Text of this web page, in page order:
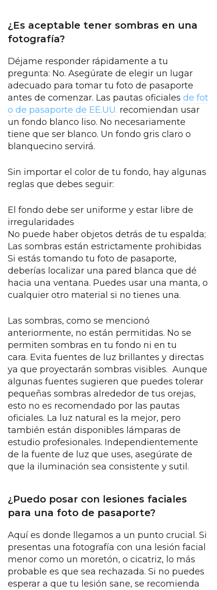
¿Es aceptable tener sombras en una
fotografía?
Déjame responder rápidamente a tu
pregunta: No. Asegúrate de elegir un lugar
adecuado para tomar tu foto de pasaporte
antes de comenzar. Las pautas oficiales de fot
o de pasaporte de EE.UU. recomiendan usar
un fondo blanco liso. No necesariamente
tiene que ser blanco. Un fondo gris claro o
blanquecino servirá.
Sin importar el color de tu fondo, hay algunas
reglas que debes seguir:
El fondo debe ser uniforme y estar libre de
irregularidades
No puede haber objetos detrás de tu espalda;
Las sombras están estrictamente prohibidas
Si estás tomando tu foto de pasaporte,
deberías localizar una pared blanca que dé
hacia una ventana. Puedes usar una manta, o
cualquier otro material si no tienes una.
Las sombras, como se mencionó
anteriormente, no están permitidas. No se
permiten sombras en tu fondo ni en tu
cara. Evita fuentes de luz brillantes y directas
ya que proyectarán sombras visibles. Aunque
algunas fuentes sugieren que puedes tolerar
pequeñas sombras alrededor de tus orejas,
esto no es recomendado por las pautas
oficiales. La luz natural es la mejor, pero
también están disponibles lámparas de
estudio profesionales. Independientemente
de la fuente de luz que uses, asegúrate de
que la iluminación sea consistente y sutil.
¿Puedo posar con lesiones faciales
para una foto de pasaporte?
Aquí es donde llegamos a un punto crucial. Si
presentas una fotografía con una lesión facial
menor como un moretón, o cicatriz, lo más
probable es que sea rechazada. Si no puedes
esperar a que tu lesión sane, se recomienda